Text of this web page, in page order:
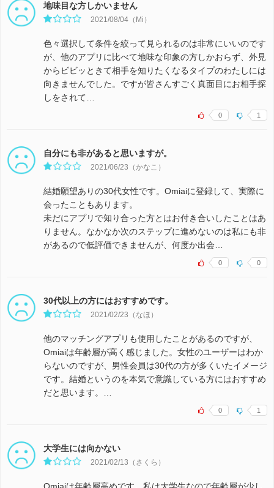
地味目な方しかいません
2021/08/04（Mi）
色々選択して条件を絞って見られるのは非常にいいのです
が、他のアプリに比べて地味な印象の方しかおらず、外見
からビビッときて相手を知りたくなるタイプのわたしには
向きませんでした。ですが皆さんすごく真面目にお相手探
しをされて…
0 1
自分にも非があると思いますが。
2021/06/23（かなこ）
結婚願望ありの30代女性です。Omiaiに登録して、実際に
会ったこともあります。
未だにアプリで知り合った方とはお付き合いしたことはあ
りません。なかなか次のステップに進めないのは私にも非
があるので低評価できませんが、何度か出会…
0 0
30代以上の方にはおすすめです。
2021/02/23（なほ）
他のマッチングアプリも使用したことがあるのですが、
Omiaiは年齢層が高く感じました。女性のユーザーはわか
らないのですが、男性会員は30代の方が多くいたイメージ
です。結婚というのを本気で意識している方にはおすすめ
だと思います。…
0 1
大学生には向かない
2021/02/13（さくら）